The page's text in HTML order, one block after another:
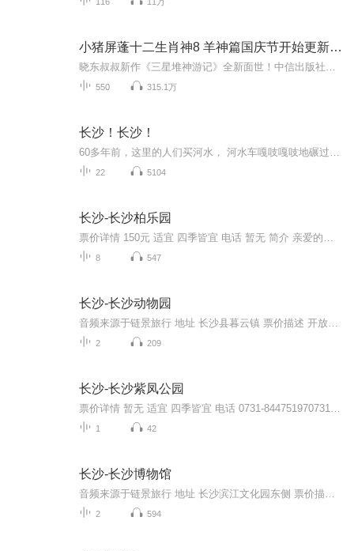
小猪屏蓬十二生肖神8 羊神篇国庆节开始更新啦！
550 315.1万
长沙！长沙！
22 5104
长沙-长沙柏乐园
8 547
长沙-长沙动物园
2 209
长沙-长沙紫凤公园
1 42
长沙-长沙博物馆
2 594